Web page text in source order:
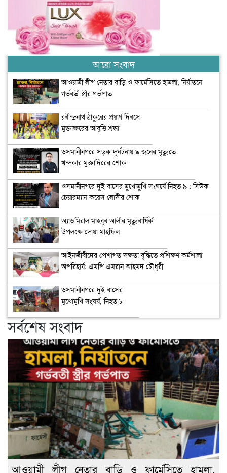
আরো সংবাদ
আওয়ামী লীগ নেতার বাড়ি ও ফার্মেসিতে হামলা, নির্যাতনে
গর্ভবতী স্ত্রীর গর্ভপাত
রবীন্দ্রনাথ ঠাকুরের প্রয়াণ দিবসে
মুক্তাক্ষরের আবৃত্তি শ্রদ্ধা
ওসমানীনগরে সড়ক দুর্ঘটনায় ৯ জনের মৃত্যুতে
খন্দকার মুক্তাদিরের শোক
ওসমানীনগরে দুই বাসের মুখোমুখি সংঘর্ষে নিহত ৯ : সিউক
চেয়ারম্যান কয়েস লোদীর শোক
অ্যাডমিরাল মাহবুব আলীর মৃত্যুবার্ষিকী
উপলক্ষে দোয়া মাহফিল
‎আইনজীবীদের পেশাগত দক্ষতা বৃদ্ধিতে প্রশিক্ষণ কর্মশালা
অপরিহার্য: এমপি এমরান আহমদ চৌধুরী
ওসমানীনগরে দুই বাসের
মুখোমুখি সংঘর্ষ, নিহত ৮
সর্বশেষ সংবাদ
আওয়ামী লীগ নেতার বাড়ি ও ফার্মেসিতে হামলা,